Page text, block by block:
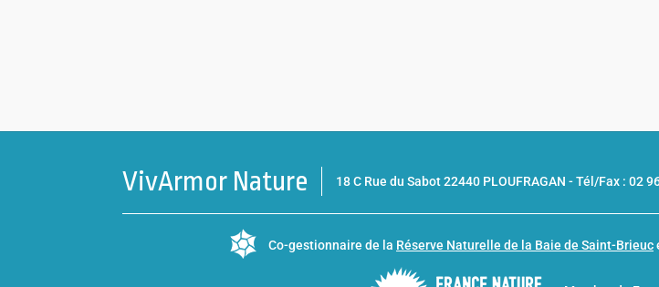
VivArmor Nature 18 C Rue du Sabot 22440 PLOUFRAGAN -Tél/Fax : 02
Co-gestionnaire de la Réserve Naturelle de la Baie de Saint-Brieuc